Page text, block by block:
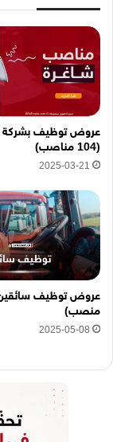
ت
ي
ه
ن
ا(104 مناصب)
2025-03-21
منصب)
2025-05-08